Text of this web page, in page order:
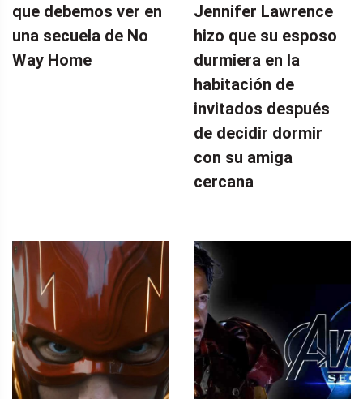
que debemos ver en
una secuela de No
Way Home
Jennifer Lawrence
hizo que su esposo
durmiera en la
habitación de
invitados después
de decidir dormir
con su amiga
cercana